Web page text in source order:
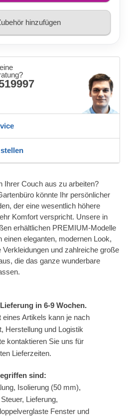
hinzufügen
Ihrer Couch aus zu arbeiten?
könnte Ihr persönlicher
der eine wesentlich höhere
Komfort verspricht. Unsere in
erhältlichen PREMIUM-Modelle
einen eleganten, modernen Look,
und zahlreiche große
die das ganze wunderbare
in 6-9 Wochen.
eines Artikels kann je nach
Herstellung und Logistik
kontaktieren Sie uns für
Lieferzeiten.
sind:
Isolierung (50 mm),
Lieferung,
Fenster und